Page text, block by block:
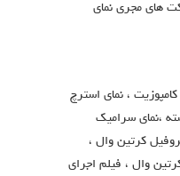
های مجری نمای
کامپوزیت ، نمای استرچ
،نمای سرامیک
کرتین وال ،
وال ، فیلم اجرای